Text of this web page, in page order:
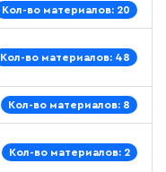
Кол-во материалов: 20
Кол-во материалов: 48
Кол-во материалов: 8
Кол-во материалов: 2